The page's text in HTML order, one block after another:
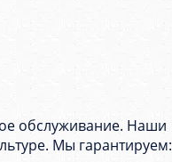
обслуживание. Наши
Мы гарантируем: